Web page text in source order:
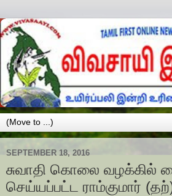
SEPTEMBER 18, 2016
சுவாதி கொலை வழக்கில்
செய்யப்பட்ட ராம்குமார்